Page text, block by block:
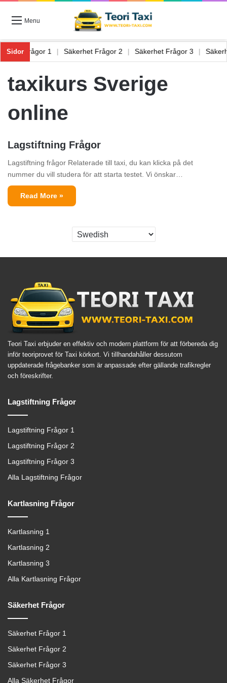
Menu
Sidor Frågor 1 Säkerhet Frågor 2 Säkerhet Frågor 3
taxikurs Sverige
online
Lagstiftning Frågor
Lagstiftning frågor Relaterade till taxi, du kan klicka på det
nummer du vill studera för att starta testet. Vi önskar…
Read More »
Teori Taxi erbjuder en effektiv och modern plattform för att förbereda dig
inför teoriprovet för Taxi körkort. Vi tillhandahåller dessutom
uppdaterade frågebanker som är anpassade efter gällande trafikregler
och föreskrifter.
Lagstiftning Frågor
Lagstiftning Frågor 1
Lagstiftning Frågor 2
Lagstiftning Frågor 3
Alla Lagstiftning Frågor
Kartlasning Frågor
Kartlasning 1
Kartlasning 2
Kartlasning 3
Alla Kartlasning Frågor
Säkerhet Frågor
Säkerhet Frågor 1
Säkerhet Frågor 2
Säkerhet Frågor 3
Alla Säkerhet Frågor